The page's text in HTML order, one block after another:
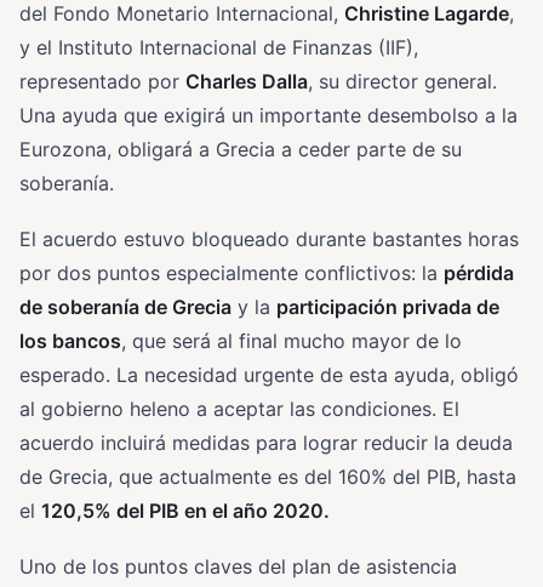
del Fondo Monetario Internacional, Christine Lagarde,
y el Instituto Internacional de Finanzas (IIF),
representado por Charles Dalla, su director general.
Una ayuda que exigirá un importante desembolso a la
Eurozona, obligará a Grecia a ceder parte de su
soberanía.
El acuerdo estuvo bloqueado durante bastantes horas
por dos puntos especialmente conflictivos: la pérdida
de soberanía de Grecia y la participación privada de
los bancos, que será al final mucho mayor de lo
esperado. La necesidad urgente de esta ayuda, obligó
al gobierno heleno a aceptar las condiciones. El
acuerdo incluirá medidas para lograr reducir la deuda
de Grecia, que actualmente es del 160% del PIB, hasta
el 120,5% del PIB en el año 2020.
Uno de los puntos claves del plan de asistencia